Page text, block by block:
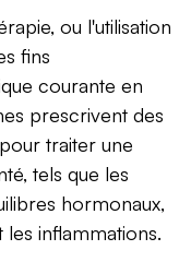
ou l'utilisation
fins
courante en
prescrivent des
traiter une
tels que les
hormonaux,
les inflammations.